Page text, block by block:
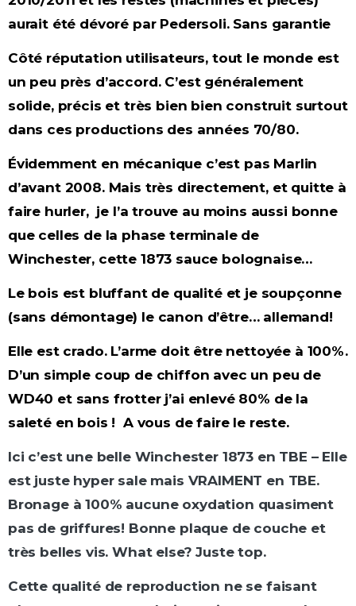
aurait été dévoré par Pedersoli. Sans garantie
Côté réputation utilisateurs, tout le monde est
un peu près d’accord. C’est généralement
solide, précis et très bien bien construit surtout
dans ces productions des années 70/80.
Évidemment en mécanique c’est pas Marlin
d’avant 2008. Mais très directement, et quitte à
faire hurler, je l’a trouve au moins aussi bonne
que celles de la phase terminale de
Winchester, cette 1873 sauce bolognaise…
Le bois est bluffant de qualité et je soupçonne
(sans démontage) le canon d’être… allemand!
Elle est crado. L’arme doit être nettoyée à 100%.
D’un simple coup de chiffon avec un peu de
WD40 et sans frotter j’ai enlevé 80% de la
saleté en bois ! A vous de faire le reste.
Ici c’est une belle Winchester 1873 en TBE – Elle
est juste hyper sale mais VRAIMENT en TBE.
Bronage à 100% aucune oxydation quasiment
pas de griffures! Bonne plaque de couche et
très belles vis. What else? Juste top.
Cette qualité de reproduction ne se faisant